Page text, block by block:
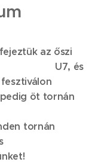
az őszi
U7, és
pedig öt tornán